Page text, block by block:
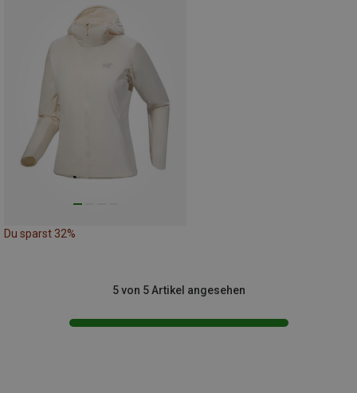
Du sparst 32%
5 von 5 Artikel angesehen